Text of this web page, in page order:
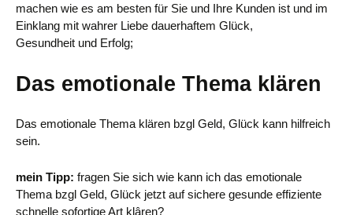
machen wie es am besten für Sie und Ihre Kunden ist und im
Einklang mit wahrer Liebe dauerhaftem Glück,
Gesundheit und Erfolg;
Das emotionale Thema klären
Das emotionale Thema klären bzgl Geld, Glück kann hilfreich
sein.
mein Tipp: fragen Sie sich wie kann ich das emotionale
Thema bzgl Geld, Glück jetzt auf sichere gesunde effiziente
schnelle sofortige Art klâren?